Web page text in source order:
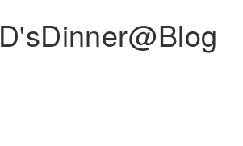
D'sDinner@Blog